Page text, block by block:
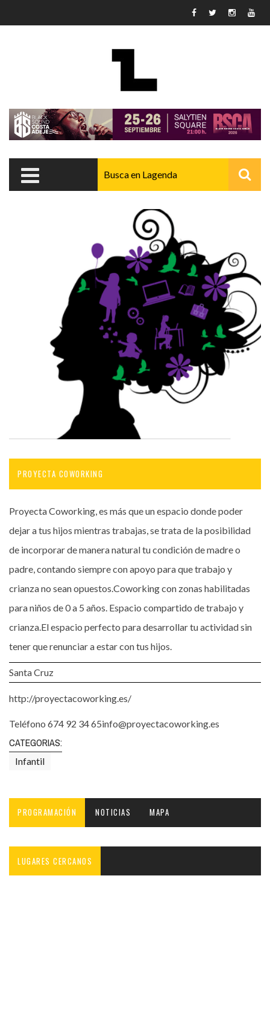
PROYECTA COWORKING
Proyecta Coworking, es más que un espacio donde poder
dejar a tus hijos mientras trabajas, se trata de la posibilidad
de incorporar de manera natural tu condición de madre o
padre, contando siempre con apoyo para que trabajo y
crianza no sean opuestos.Coworking con zonas habilitadas
para niños de 0 a 5 años. Espacio compartido de trabajo y
crianza.El espacio perfecto para desarrollar tu actividad sin
tener que renunciar a estar con tus hijos.
Santa Cruz
http://proyectacoworking.es/
Teléfono 674 92 34 65info@proyectacoworking.es
CATEGORIAS:
Infantil
PROGRAMACIÓN NOTICIAS MAPA
LUGARES CERCANOS